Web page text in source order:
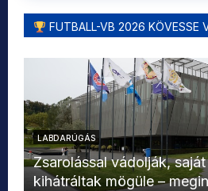
FUTBALL-VB 2026 KÖVESSE
LABDARÚGÁS
Zsarolással vádolják,
kihátráltak mögüle –